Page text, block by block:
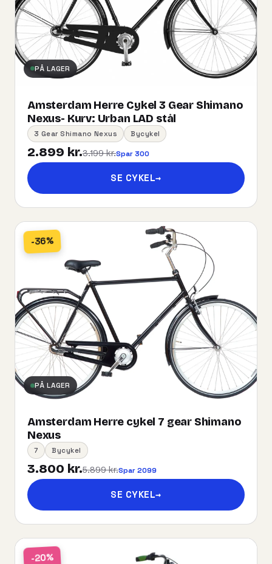
PÅ LAGER
Amsterdam Herre Cykel 3 Gear Shimano
Nexus- Kurv:​ ​Urban​ ​LAD​ ​stål
3 Gear Shimano Nexus Bycykel
2.899 kr.3.199 kr.Spar 300
SE CYKEL→
-36%
PÅ LAGER
Amsterdam Herre cykel 7 gear Shimano
Nexus
7 Bycykel
3.800 kr.5.899 kr.Spar 2099
SE CYKEL→
-20%